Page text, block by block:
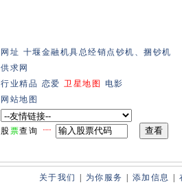
网址 十堰金融机具总经销点钞机、捆钞机
供求网
行业精品 恋爱 卫星地图
电影
网站地图
股票查询
关于我们 为你服务 添加信息